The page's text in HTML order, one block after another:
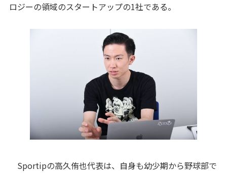
ロジーの領域のスタートアップの1社である。
Sportipの高久侑也代表は、自身も幼少期から野球部で